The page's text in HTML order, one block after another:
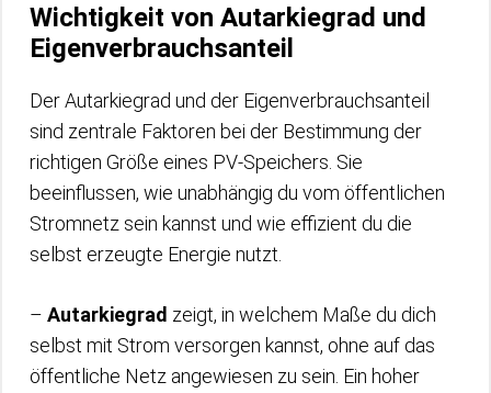
Wichtigkeit von Autarkiegrad und
Eigenverbrauchsanteil
Der Autarkiegrad und der Eigenverbrauchsanteil
sind zentrale Faktoren bei der Bestimmung der
richtigen Größe eines PV-Speichers. Sie
beeinflussen, wie unabhängig du vom öffentlichen
Stromnetz sein kannst und wie effizient du die
selbst erzeugte Energie nutzt.
– Autarkiegrad zeigt, in welchem Maße du dich
selbst mit Strom versorgen kannst, ohne auf das
öffentliche Netz angewiesen zu sein. Ein hoher